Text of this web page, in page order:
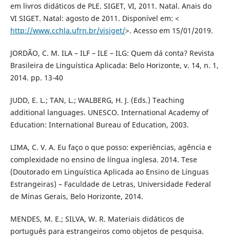
em livros didáticos de PLE. SIGET, VI, 2011. Natal. Anais do
VI SIGET. Natal: agosto de 2011. Disponível em: <
http://www.cchla.ufrn.br/visiget/>. Acesso em 15/01/2019.
JORDÃO, C. M. ILA – ILF – ILE – ILG: Quem dá conta? Revista
Brasileira de Linguística Aplicada: Belo Horizonte, v. 14, n. 1,
2014. pp. 13-40
JUDD, E. L.; TAN, L.; WALBERG, H. J. (Eds.) Teaching
additional languages. UNESCO. International Academy of
Education: International Bureau of Education, 2003.
LIMA, C. V. A. Eu faço o que posso: experiências, agência e
complexidade no ensino de língua inglesa. 2014. Tese
(Doutorado em Linguística Aplicada ao Ensino de Línguas
Estrangeiras) – Faculdade de Letras, Universidade Federal
de Minas Gerais, Belo Horizonte, 2014.
MENDES, M. E.; SILVA, W. R. Materiais didáticos de
português para estrangeiros como objetos de pesquisa.